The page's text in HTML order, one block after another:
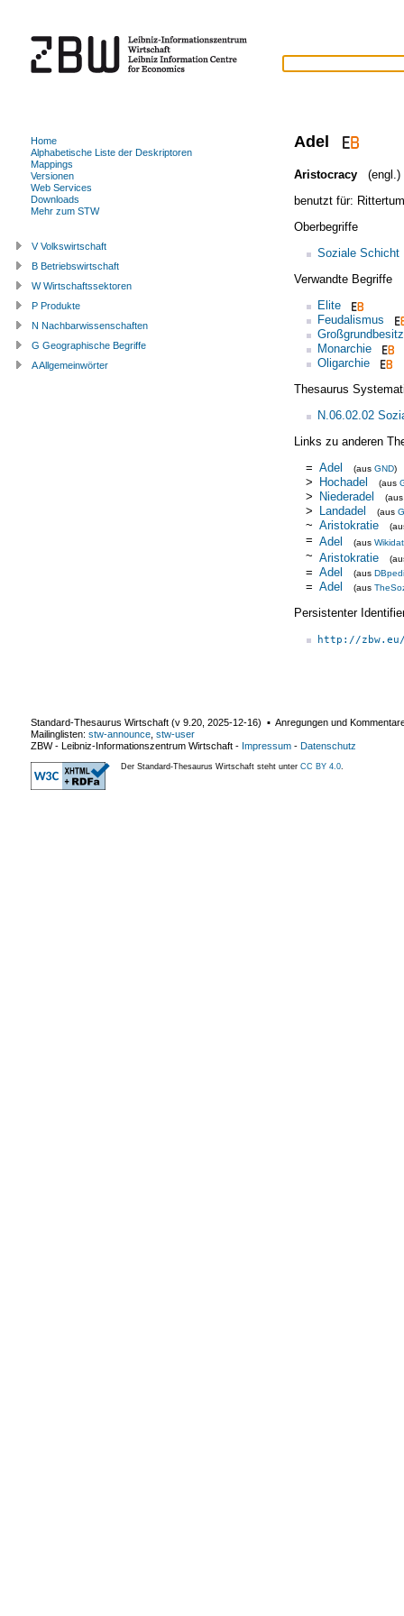
Adel
Aristocracy
(engl.)
benutzt für: Rittertum
Oberbegriffe
Soziale Schicht
Verwandte Begriffe
Elite
Feudalismus
Großgrundbesitz
Monarchie
Oligarchie
Thesaurus
N.06.02.02
Links zu anderen
= Adel (aus GND)
> Hochadel (aus
> Niederadel
> Landadel (aus
~ Aristokratie
= Adel (aus
~ Aristokratie
= Adel (aus
= Adel (aus
Persistenter
http://
Home
Alphabetische Liste der Deskriptoren
Mappings
Versionen
Web Services
Downloads
Mehr zum STW
V Volkswirtschaft
B Betriebswirtschaft
W Wirtschaftssektoren
P Produkte
N Nachbarwissenschaften
G Geographische Begriffe
A Allgemeinwörter
Standard-Thesaurus Wirtschaft (v 9.20 2025-12-16) ▪ Anregungen und
Mailinglisten: stw-announce stw-user
ZBW - Leibniz-Informationszentrum Wirtschaft - Impressum - Datenschutz
Der Standard-Thesaurus Wirtschaft steht unter CC BY 4.0